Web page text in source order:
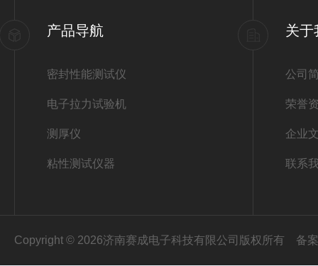
产品导航
密封性能测试仪
电子拉力试验机
测厚仪
粘性测试仪器
关于
公司
荣誉
企业
联系
Copyright © 2026济南赛成电子科技有限公司版权所有 备